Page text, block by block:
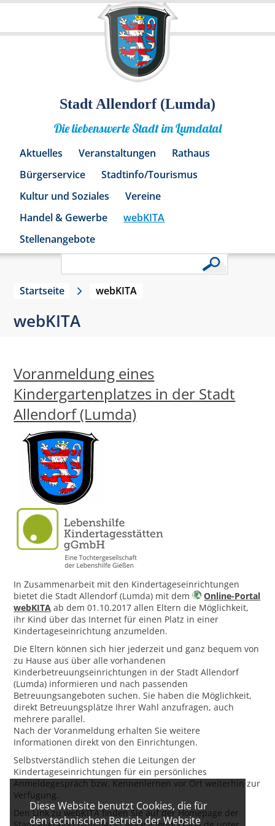
Diese Website benutzt Cookies, die für
den technischen Betrieb der Website
Stadt Allendorf (Lumda)
Die liebenswerte Stadt im Lumdatal
Aktuelles Veranstaltungen
Rathaus
Bürgerservice
Stadtinfo/Tourismus
Kultur und Soziales
Vereine
Handel & Gewerbe
webKITA
Stellenangebote
Startseite webKITA
webKITA
Voranmeldung eines
Kindergartenplatzes in der Stadt
Allendorf (Lumda)
In Zusammenarbeit mit den Kindertageseinrichtungen
bietet die Stadt Allendorf (Lumda) mit dem
Online-Portal
webKITA ab dem 01.10.2017 allen Eltern die Möglichkeit,
ihr Kind über das Internet für einen Platz in einer
Kindertageseinrichtung anzumelden.
Die Eltern können sich hier jederzeit und ganz bequem von
zu Hause aus über alle vorhandenen
Kinderbetreuungseinrichtungen in der Stadt Allendorf
(Lumda) informieren und nach passenden
Betreuungsangeboten suchen. Sie haben die Möglichkeit,
direkt Betreuungsplätze Ihrer Wahl anzufragen, auch
mehrere parallel.
Nach der Voranmeldung erhalten Sie weitere
Informationen direkt von den Einrichtungen.
Selbstverständlich stehen die Leitungen der
Kindertageseinrichtungen für ein persönliches
Anmeldegespräch bzw. Kennenlernen vor Ort weiterhin zur
Verfügung.
Den Link zu webKITA finden Sie auf der Homepage der